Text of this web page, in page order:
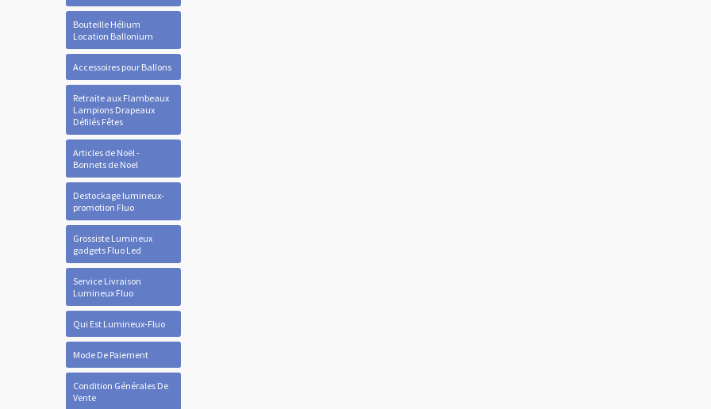
Bouteille Hélium
Location Ballonium
Accessoires pour Ballons
Retraite aux Flambeaux
Lampions Drapeaux
Défilés Fêtes
Articles de Noël -
Bonnets de Noel
Destockage lumineux-
promotion Fluo
Grossiste Lumineux
gadgets Fluo Led
Service Livraison
Lumineux Fluo
Qui Est Lumineux-Fluo
Mode De Paiement
Condition Générales De
Vente